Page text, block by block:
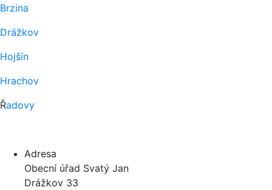
Brzina
Drážkov
Hojšín
Hrachov
Řadovy
Adresa
Obecní úřad Svatý Jan
Drážkov 33